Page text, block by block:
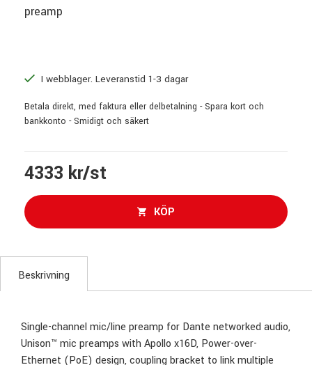
preamp
I webblager. Leveranstid 1-3 dagar
Betala direkt, med faktura eller delbetalning - Spara kort och
bankkonto - Smidigt och säkert
4333 kr/st
KÖP
Beskrivning
Single-channel mic/line preamp for Dante networked audio,
Unison™ mic preamps with Apollo x16D, Power-over-
Ethernet (PoE) design, coupling bracket to link multiple